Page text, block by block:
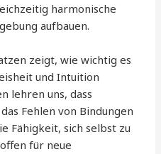
harmonische
aufbauen.
zeigt, wie wichtig es
und Intuition
lehren uns, dass
Fehlen von Bindungen
Fähigkeit, sich selbst zu
für neue